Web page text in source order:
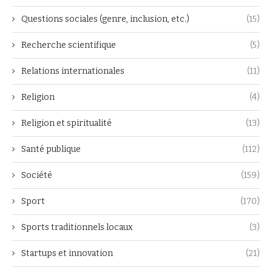
Questions sociales (genre, inclusion, etc.) (15)
Recherche scientifique (5)
Relations internationales (11)
Religion (4)
Religion et spiritualité (13)
Santé publique (112)
Société (159)
Sport (170)
Sports traditionnels locaux (3)
Startups et innovation (21)